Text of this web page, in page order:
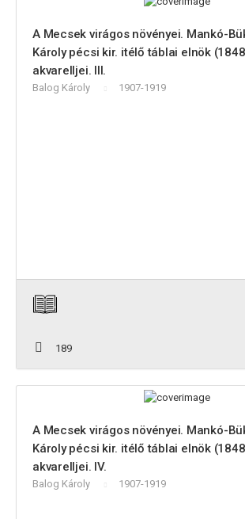
A Mecsek virágos növényei. Mankó-
Károly pécsi kir. itélő táblai elnök
akvarelljei. III.
Balog Károly 1907-1919
189
A Mecsek virágos növényei. Mankó-
Károly pécsi kir. itélő táblai elnök
akvarelljei. IV.
Balog Károly 1907-1919